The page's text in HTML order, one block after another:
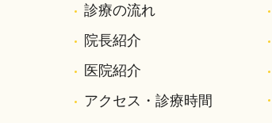
診療の流れ
院長紹介
医院紹介
アクセス・診療時間